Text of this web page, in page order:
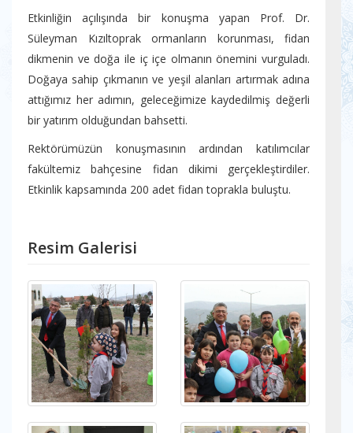
Etkinliğin açılışında bir konuşma yapan Prof. Dr.
Süleyman Kızıltoprak ormanların korunması, fidan
dikmenin ve doğa ile iç içe olmanın önemini vurguladı.
Doğaya sahip çıkmanın ve yeşil alanları artırmak adına
attığımız her adımın, geleceğimize kaydedilmiş değerli
bir yatırım olduğundan bahsetti.
Rektörümüzün konuşmasının ardından katılımcılar
fakültemiz bahçesine fidan dikimi gerçekleştirdiler.
Etkinlik kapsamında 200 adet fidan toprakla buluştu.
Resim Galerisi